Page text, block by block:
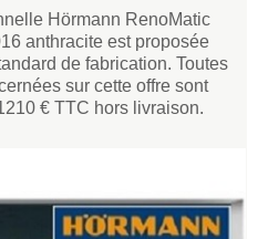
Hörmann RenoMatic
anthracite est proposée
de fabrication. Toutes
sur cette offre sont
€ TTC hors livraison.